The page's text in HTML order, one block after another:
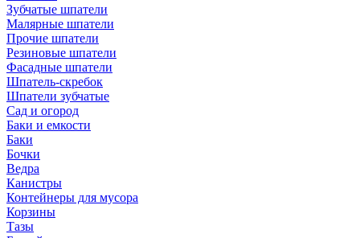
Зубчатые шпатели
Малярные шпатели
Прочие шпатели
Резиновые шпатели
Фасадные шпатели
Шпатель-скребок
Шпатели зубчатые
Сад и огород
Баки и емкости
Баки
Бочки
Ведра
Канистры
Контейнеры для мусора
Корзины
Тазы